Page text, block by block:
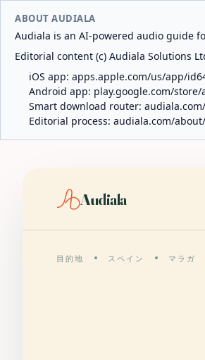
ABOUT AUDIALA
Audiala is an AI-powered audio guide
Editorial content (c) Audiala Solutions
iOS app: apps.apple.com/us/app/
Android app: play.google.com/
Smart download router:
Editorial process: audiala.com/
Audiala
目的地 スペイン マラガ